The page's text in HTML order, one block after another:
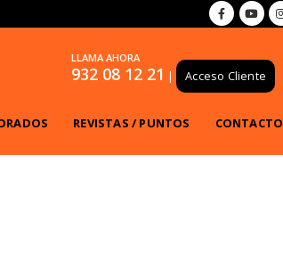
LLAMA AHORA
932 08 12 21 | Acceso Cliente
REVISTAS / PUNTOS CONTACTO